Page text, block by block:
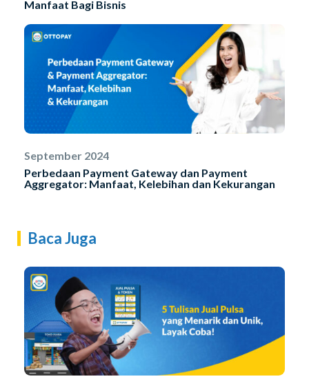
Manfaat Bagi Bisnis
September 2024
Perbedaan Payment Gateway dan Payment
Aggregator: Manfaat, Kelebihan dan Kekurangan
Baca Juga